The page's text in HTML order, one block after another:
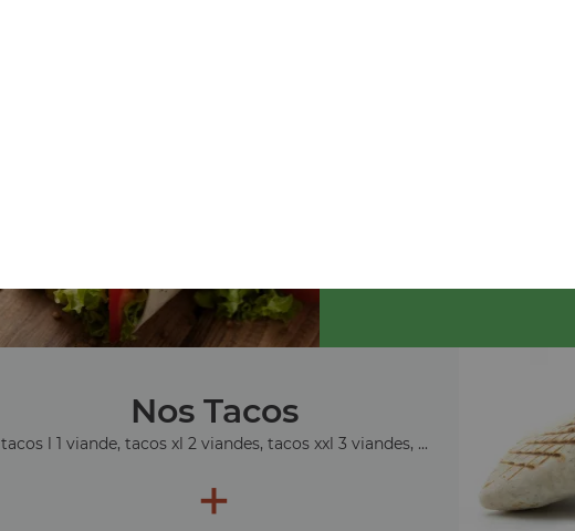
Nos
menu wrap tenders,
Nos Tacos
tacos l 1 viande, tacos xl 2 viandes, tacos xxl 3 viandes, ...
+